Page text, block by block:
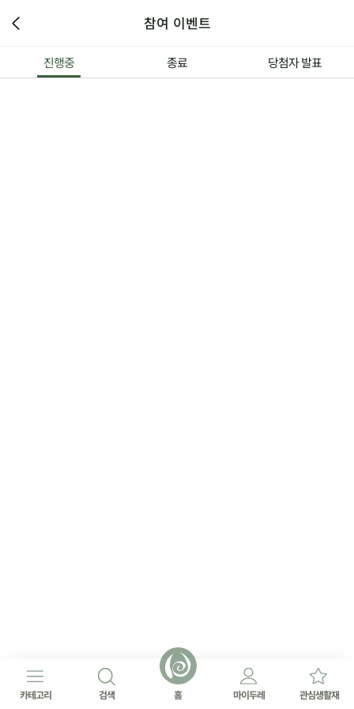
참여 이벤트
진행중 종료 당첨자 발표
카테고리 검색 홈 마이두레 관심생활재